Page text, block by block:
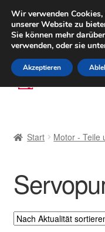
(800) 500
Zur
Navigation
Zum
Inhalt
AGB
Beschwerden
Beschwerdeordnung
Start Motor - Teile
Wir verwenden
unserer Website zu
Sie können mehr
verwenden, oder sie
Akzeptieren